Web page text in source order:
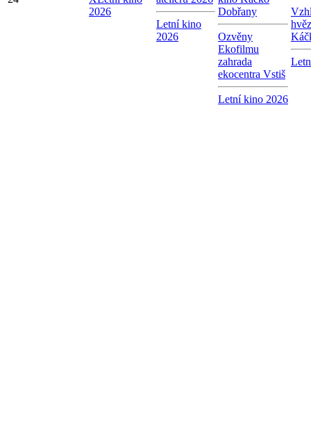
2026
Letní kino
2026
Dobřany
Ozvěny
Ekofilmu
zahrada
ekocentra Vstiš
Letní kino 2026